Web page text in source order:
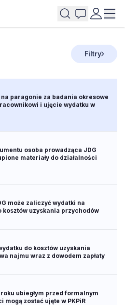
Filtry
paragonie za badania okresowe
i ujęcie wydatku w
osoba prowadząca JDG
materiały do działalności
może zaliczyć wydatki na
kosztów uzyskania przychodów
do kosztów uzyskania
najmu wraz z dowodem zapłaty
ubiegłym przed formalnym
mogą zostać ujęte w PKPiR